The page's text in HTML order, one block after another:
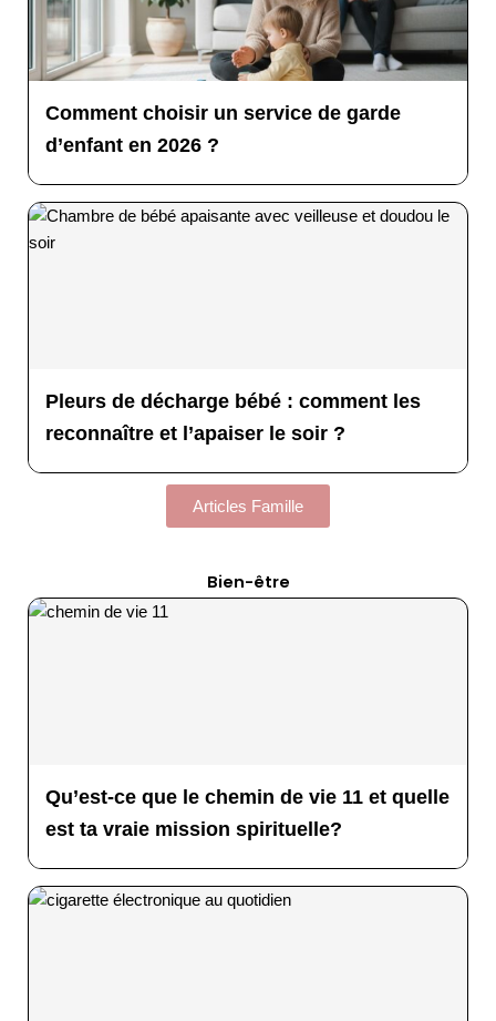
Comment choisir un service de garde
d’enfant en 2026 ?
Pleurs de décharge bébé : comment les
reconnaître et l’apaiser le soir ?
Articles Famille
Bien-être
Qu’est-ce que le chemin de vie 11 et quelle
est ta vraie mission spirituelle?